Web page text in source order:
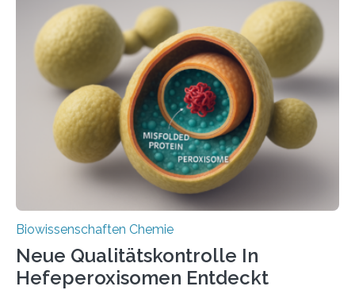
Biowissenschaften Chemie
Neue Qualitätskontrolle In
Hefeperoxisomen Entdeckt